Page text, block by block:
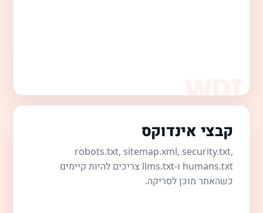
קבצי אינדוקס
robots.txt, sitemap.xml, security.txt,
humans.txt ו-llms.txt צריכים להיות קיימים
כשהאתר מוכן לסריקה.